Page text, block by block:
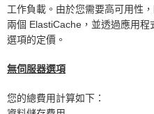
工作負載。由於您需要高可用性
兩個 ElastiCache，並透過應用
選項的定價。
無伺服器選項
您的總費用計算如下：